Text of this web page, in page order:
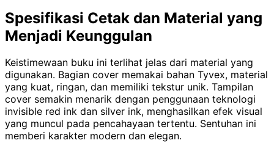
Spesifikasi Cetak dan Material yang
Menjadi Keunggulan
Keistimewaan buku ini terlihat jelas dari material yang
digunakan. Bagian cover memakai bahan Tyvex, material
yang kuat, ringan, dan memiliki tekstur unik. Tampilan
cover semakin menarik dengan penggunaan teknologi
invisible red ink dan silver ink, menghasilkan efek visual
yang muncul pada pencahayaan tertentu. Sentuhan ini
memberi karakter modern dan elegan.